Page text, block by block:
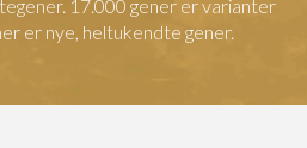
17.000 gener er varianter
er nye, heltukendte gener.